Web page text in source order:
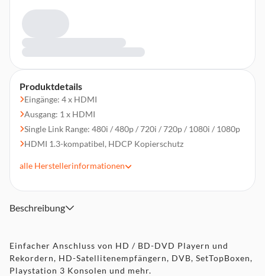
Produktdetails
Eingänge: 4 x HDMI
Ausgang: 1 x HDMI
Single Link Range: 480i / 480p / 720i / 720p / 1080i / 1080p
HDMI 1.3-kompatibel, HDCP Kopierschutz
alle Herstellerinformationen
Beschreibung
Einfacher Anschluss von HD / BD-DVD Playern und
Rekordern, HD-Satellitenempfängern, DVB, SetTopBoxen,
Playstation 3 Konsolen und mehr.